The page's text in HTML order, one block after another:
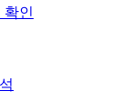
확인